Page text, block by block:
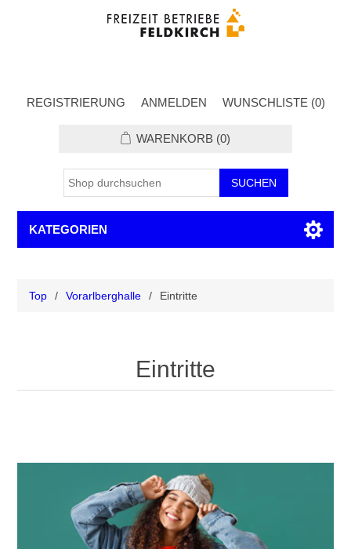
REGISTRIERUNG ANMELDEN WUNSCHLISTE (0)
WARENKORB (0)
KATEGORIEN
Top / Vorarlberghalle / Eintritte
Eintritte